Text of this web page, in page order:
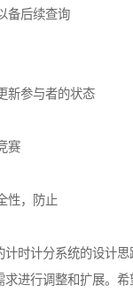
备后续查询
新参与者的状态
赛
性，防止
计时计分系统的设计
求进行调整和扩展。